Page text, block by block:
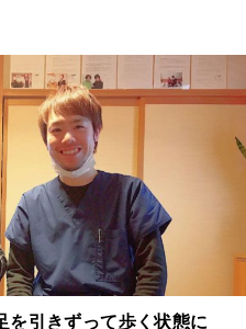
を引きずって歩く状態に